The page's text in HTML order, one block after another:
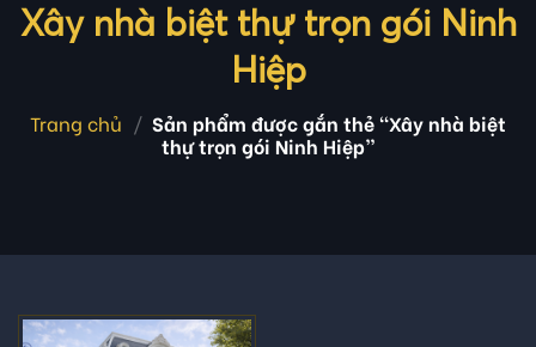
Xây nhà biệt thự trọn gói Ninh
Hiệp
Trang chủ / Sản phẩm được gắn thẻ “Xây nhà biệt
thự trọn gói Ninh Hiệp”